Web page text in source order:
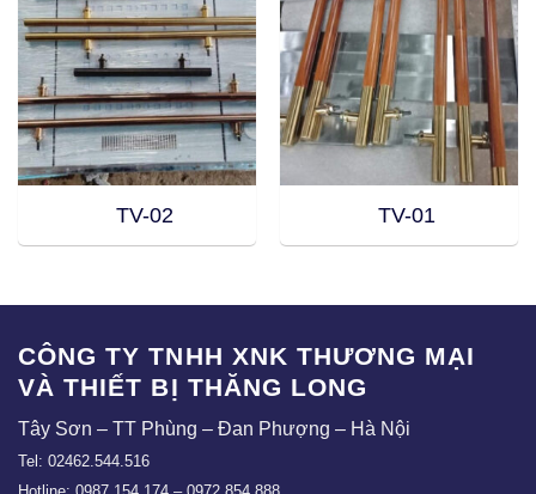
TV-02 TV-01
CÔNG TY TNHH XNK THƯƠNG MẠI
VÀ THIẾT BỊ THĂNG LONG
Tây Sơn – TT Phùng – Đan Phượng – Hà Nội
Tel: 02462.544.516